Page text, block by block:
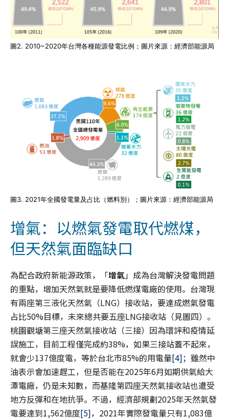
圖2. 2010~2020年台灣各種能源發電比例；圖片來源：經濟部能源局
圖3. 2021年全國發電量及占比（燃料別）；圖片來源：經濟部能源局
增氣：以燃氣發電取代燃煤，
但天然氣面臨缺口
為配合政府新能源政策，「增氣」成為台灣解決發電問題
的重點，增加天然氣就是要降低燃煤電廠的使用。台灣現
有兩座第三液化天然氣（LNG）接收站，要達成燃氣發電
占比50%目標，未來總共要五座LNG接收站（見圖四）。
桃園觀塘第三座天然氣接收站（三接）因為環評和疫情延
誤施工，目前工程僅完成約38%，如果三接站蓋不起來，
就會少137億度電，等於台北市85%的用電量[4]；雖然中
油表示會加速趕工，但是否能在2025年6月如期供氣給大
潭電廠，仍是未知數，而基隆第四座天然氣接收站也遭受
地方反彈和在地抗爭。不過，經濟部規劃2025年天然氣發
電要達到1,562億度[5]，2021年實際發電量只有1,083億